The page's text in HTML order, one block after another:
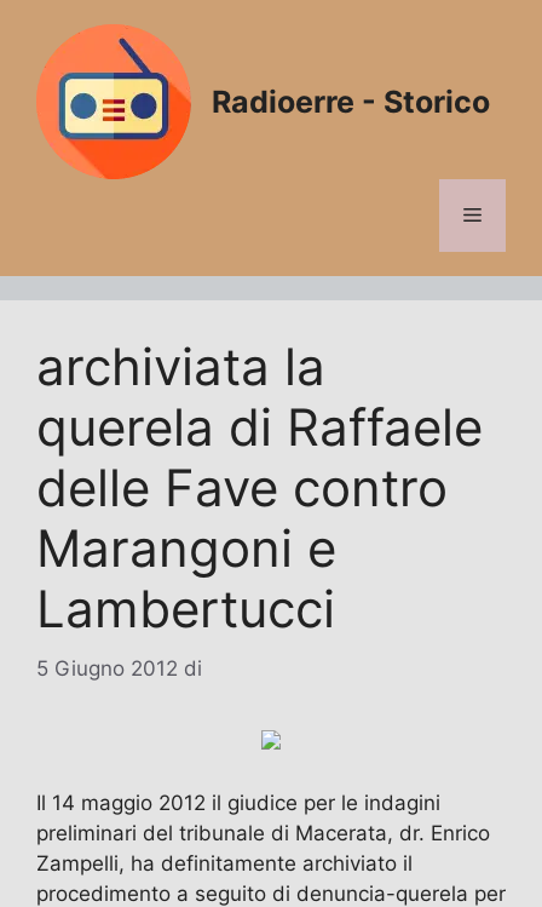
contenuto
Radioerre - Storico
Menu
archiviata la
querela di Raffaele
delle Fave contro
Marangoni e
Lambertucci
5 Giugno 2012 di
Il 14 maggio 2012 il giudice per le indagini
preliminari del tribunale di Macerata, dr. Enrico
Zampelli, ha definitamente archiviato il
procedimento a seguito di denuncia-querela per